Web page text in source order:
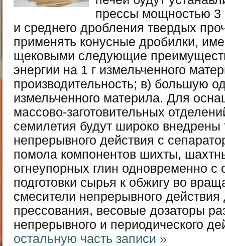
прессы мощностью 3
и среднего дробления твердых
применять конусные дробилки,
щековыми следующие
энергии на 1 г измельченного
производительность; в) большую
измельченного материла. Для
массово-заготовительных
семилетия будут широко
непрерывного действия с
помола компонентов шихты,
огнеупорных глин одновременно с
подготовки сырья к обжигу во
смесители непрерывного
прессования, весовые дозаторы
непрерывного и периодического
остальную часть записи »